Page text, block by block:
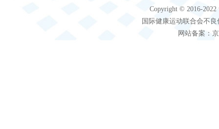
Copyright © 2016-
国际健康运动联合会不
网站备案：